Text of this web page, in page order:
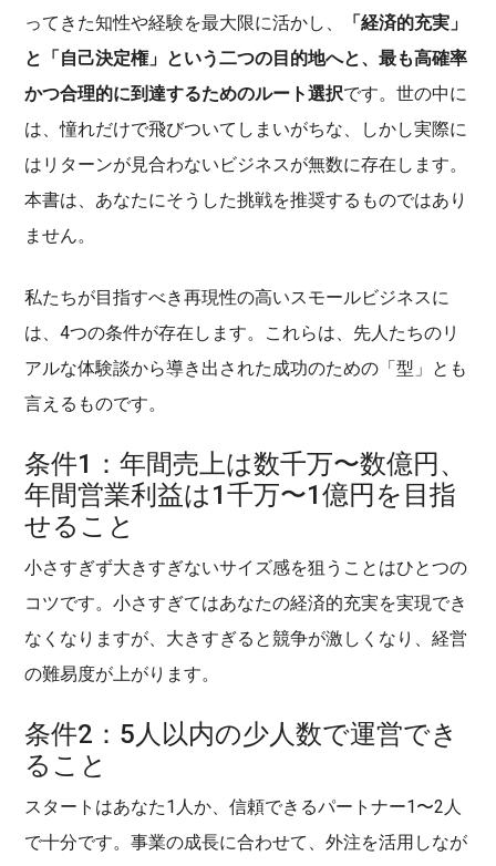
ってきた知性や経験を最大限に活かし、
「経済的充実」
と「自己決定権」という二つの目的地へと、最も高確率
かつ合理的に到達するためのルート選択です。世の中に
は、憧れだけで飛びついてしまいがちな、しかし実際に
はリターンが見合わないビジネスが無数に存在します。
本書は、あなたにそうした挑戦を推奨するものではあり
ません。
私たちが目指すべき再現性の高いスモールビジネスに
は、4つの条件が存在します。これらは、先人たちのリ
アルな体験談から導き出された成功のための「型」とも
言えるものです。
条件1：年間売上は数千万〜数億円、
年間営業利益は1千万〜1億円を目指
せること
小さすぎず大きすぎないサイズ感を狙うことはひとつの
コツです。小さすぎてはあなたの経済的充実を実現でき
なくなりますが、大きすぎると競争が激しくなり、経営
の難易度が上がります。
条件2：5人以内の少人数で運営でき
ること
スタートはあなた1人か、信頼できるパートナー1〜2人
で十分です。事業の成長に合わせて、外注を活用しなが